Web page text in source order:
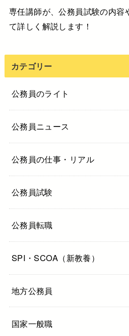
専任講師が、公務員試験の内容
て詳しく解説します！
カテゴリー
公務員のライト
公務員ニュース
公務員の仕事・リアル
公務員試験
公務員転職
SPI・SCOA（新教養）
地方公務員
国家一般職